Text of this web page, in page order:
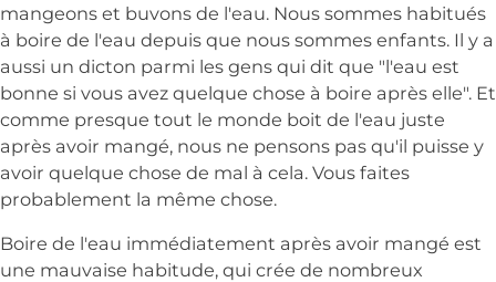
mangeons et buvons de l'eau. Nous sommes habitués
à boire de l'eau depuis que nous sommes enfants. Il y a
aussi un dicton parmi les gens qui dit que "l'eau est
bonne si vous avez quelque chose à boire après elle". Et
comme presque tout le monde boit de l'eau juste
après avoir mangé, nous ne pensons pas qu'il puisse y
avoir quelque chose de mal à cela. Vous faites
probablement la même chose.
Boire de l'eau immédiatement après avoir mangé est
une mauvaise habitude, qui crée de nombreux